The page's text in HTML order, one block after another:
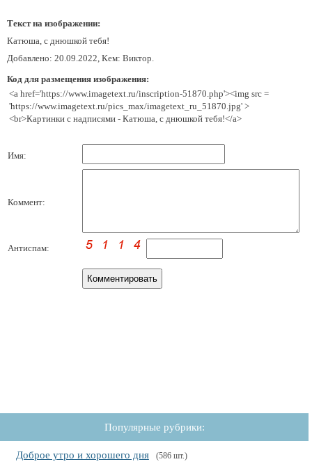
Текст на изображении:
Катюша, с днюшкой тебя!
Добавлено: 20.09.2022, Кем: Виктор.
Код для размещения изображения:
<a href='https://www.imagetext.ru/inscription-51870.php'><img src =
'https://www.imagetext.ru/pics_max/imagetext_ru_51870.jpg' >
<br>Картинки с надписями - Катюша, с днюшкой тебя!</a>
Имя:
Коммент:
Антиспам:
Популярные рубрики:
Доброе утро и хорошего дня (586 шт.)